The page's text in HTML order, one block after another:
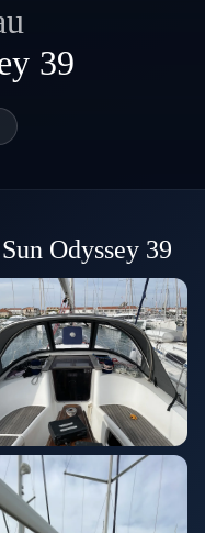
39
Odyssey 39